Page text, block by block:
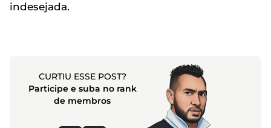
indesejada.
CURTIU ESSE POST?
Participe e suba no rank
de membros